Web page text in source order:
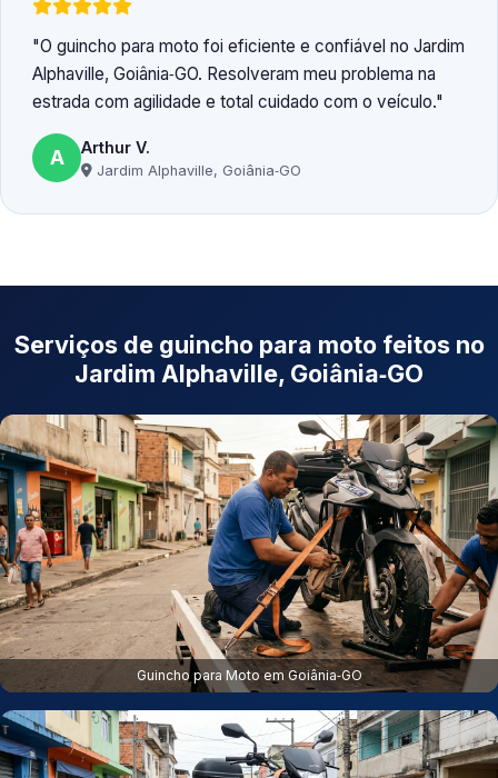
O guincho para moto foi eficiente e confiável no Jardim
Alphaville, Goiânia‑GO. Resolveram meu problema na
estrada com agilidade e total cuidado com o veículo.
A Arthur V.
Jardim Alphaville, Goiânia‑GO
Serviços de guincho para moto feitos no
Jardim Alphaville, Goiânia‑GO
Guincho para Moto em Goiânia‑GO